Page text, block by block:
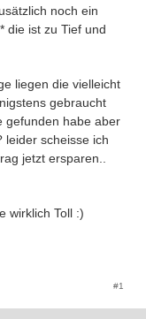
noch ein
die ist zu Tief und
liegen die vielleicht
gebraucht
gefunden habe aber
leider scheisse ich
jetzt ersparen..
wirklich Toll :)
#1